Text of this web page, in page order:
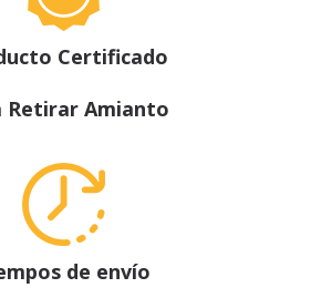
Certificado
Retirar Amianto
de envío